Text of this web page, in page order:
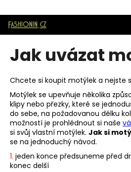
Značková pánská móda
Přejít
obsah
Jak uvázat
Chcete si koupit motýlek a nejste
Motýlek se upevňuje několika
klipy nebo přezky, které se
do sebe, na požadovanou délku
možností je prohlédnout si naše
si svůj vlastní motýlek. Jak si
se na jednoduchý návod.
1. jeden konce předsuneme před
konec delší
o
š Zpět
Zpět
C
p
o
t
ř
e
b
u